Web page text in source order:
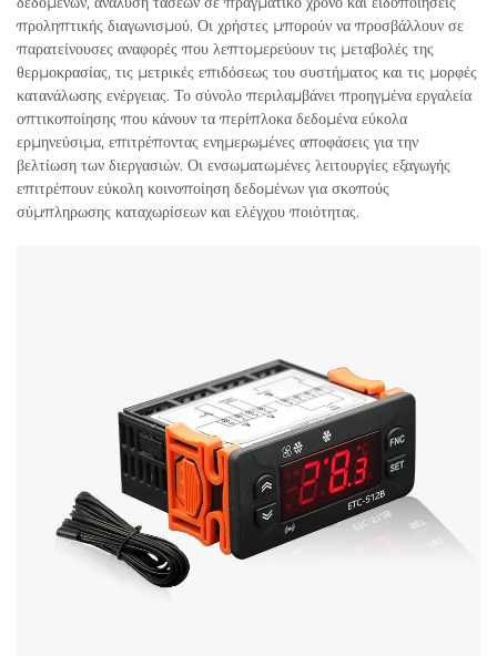
προληπτικής διαγωνισμού. Οι χρήστες μπορούν να προσβάλλουν σε
παρατείνουσες αναφορές που λεπτομερεύουν τις μεταβολές της
θερμοκρασίας, τις μετρικές επιδόσεως του συστήματος και τις μορφές
κατανάλωσης ενέργειας. Το σύνολο περιλαμβάνει προηγμένα εργαλεία
οπτικοποίησης που κάνουν τα περίπλοκα δεδομένα εύκολα
ερμηνεύσιμα, επιτρέποντας ενημερωμένες αποφάσεις για την
βελτίωση των διεργασιών. Οι ενσωματωμένες λειτουργίες εξαγωγής
επιτρέπουν εύκολη κοινοποίηση δεδομένων για σκοπούς
σύμπληρωσης καταχωρίσεων και ελέγχου ποιότητας.